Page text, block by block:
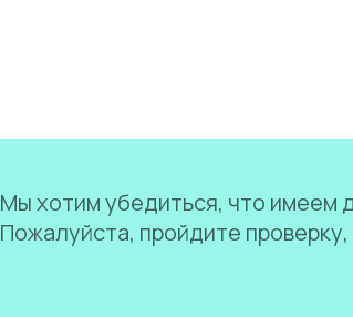
Мы хотим убедиться, что имеем
Пожалуйста, пройдите